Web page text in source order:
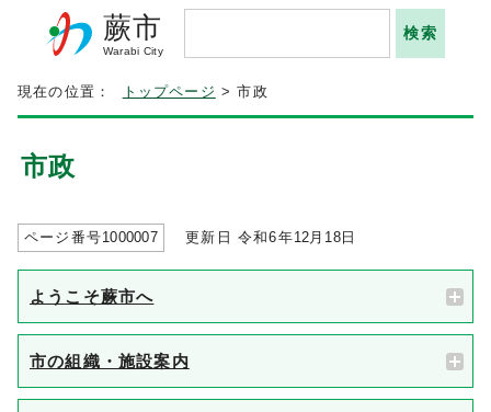
蕨市
Warabi City
現在の位置： トップページ > 市政
市政
ページ番号1000007 更新日 令和6年12月 18 日
ようこそ蕨市へ
市の組織・施設案内